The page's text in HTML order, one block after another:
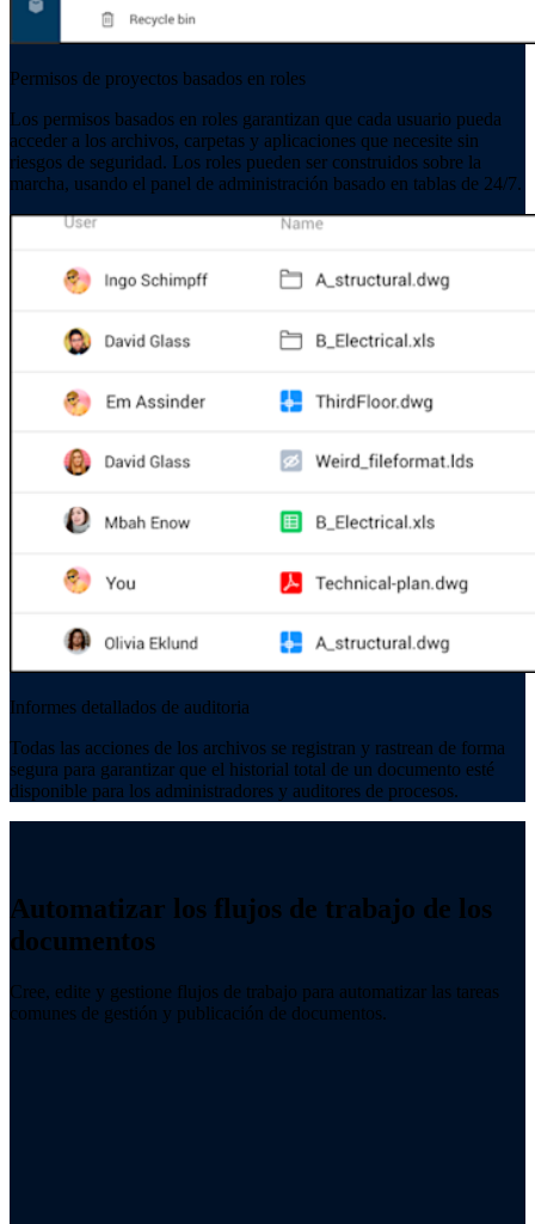
Permisos de proyectos basados en roles
Los permisos basados en roles garantizan que cada usuario pueda
acceder a los archivos, carpetas y aplicaciones que necesite sin
riesgos de seguridad. Los roles pueden ser construidos sobre la
marcha, usando el panel de administración basado en tablas de 24/7.
Informes detallados de auditoria
Todas las acciones de los archivos se registran y rastrean de forma
segura para garantizar que el historial total de un documento esté
disponible para los administradores y auditores de procesos.
Automatizar los flujos de trabajo de los
documentos
Cree, edite y gestione flujos de trabajo para automatizar las tareas
comunes de gestión y publicación de documentos.